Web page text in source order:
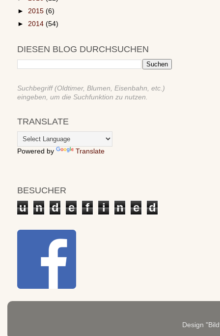
► 2015 (6)
► 2014 (54)
DIESEN BLOG DURCHSUCHEN
Suchbegriff (Oldtimer, Blumen, Eisenbahn, etc.)
eingeben, um die Suchfunktion zu nutzen.
TRANSLATE
Powered by Translate
BESUCHER
u n d e f i n e d
Design